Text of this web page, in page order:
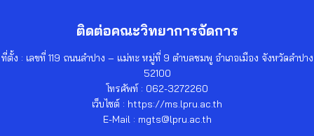
ติดต่อคณะวิทยาการจัดการ
ที่ตั้ง : เลขที่ 119 ถนนลำปาง – แม่ทะ หมู่ที่ 9 ตำบลชมพู อำเภอเมือง จังหวัดลำปาง
52100
โทรศัพท์ : 062-3272260
เว็บไซต์ : https://ms.lpru.ac.th
E-Mail : mgts@lpru.ac.th